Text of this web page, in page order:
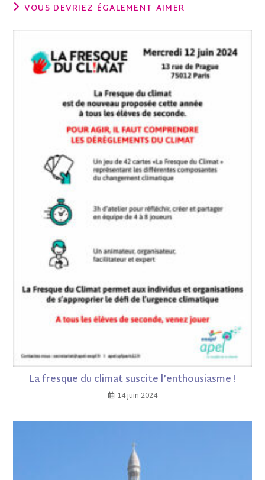
VOUS DEVRIEZ ÉGALEMENT AIMER
La fresque du climat suscite l’enthousiasme !
14 juin 2024